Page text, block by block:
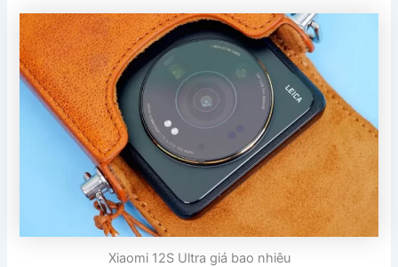
Xiaomi 12S Ultra giá bao nhiêu